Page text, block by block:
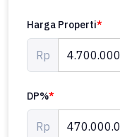
Harga Properti*
Rp
DP%*
Rp